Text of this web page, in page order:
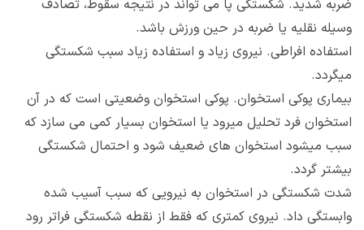
ضربه شدید. شکستگی پا می تواند در نتیجه سقوط، تصادف
وسیله نقلیه یا ضربه در حین ورزش باشد.
استفاده افراطی. نیروی زیاد و استفاده زیاد سبب شکستگی
میگردد.
بیماری پوکی استخوان. پوکی استخوان وضعیتی است که در آن
استخوان فرد تحلیل میرود یا استخوان بسیار کمی می سازد که
سبب میشود استخوان های ضعیف شود و احتمال شکستگی
بیشتر گردد.
شدت شکستگی در استخوان به نیرویی که سبب آسیب شده
وابستگی داد. نیروی کمتری که فقط از نقطه شکستگی فراتر رود